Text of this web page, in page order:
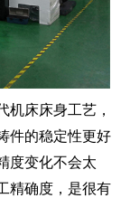
机床床身工艺，
件的稳定性更好
度变化不会太
精确度，是很有